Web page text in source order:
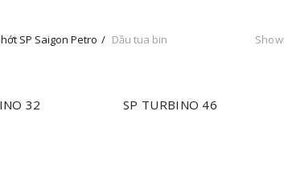
SP Saigon Petro Dầu tua bin
GIÁ
32 NHẬN BÁO GIÁ
SP TURBINO 46